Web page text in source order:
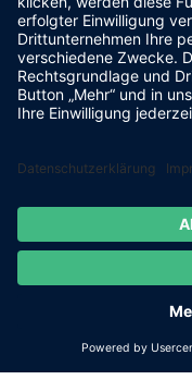
Silosäcke
Sandschlauch
Dammbalken
Hochwasserschutz:
Hochwasserschutz für
Hochwasserschutz für Türen
Mobiler Hochwasserschutz